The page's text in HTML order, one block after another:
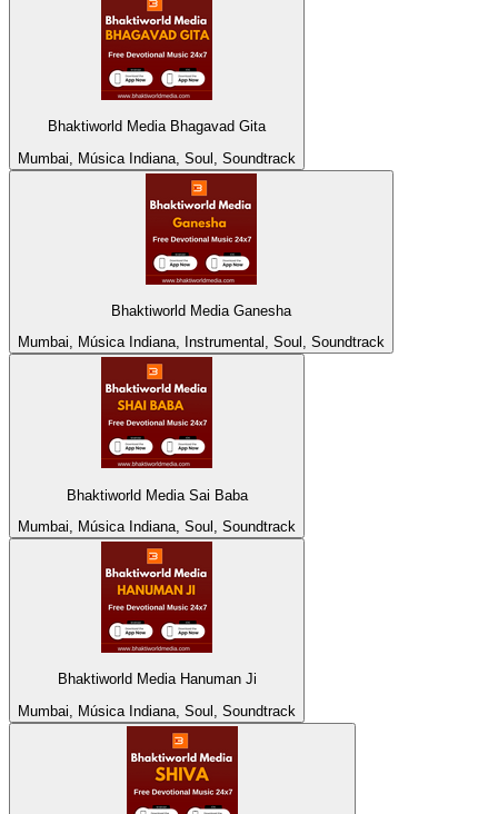
Bhaktiworld Media Bhagavad Gita
Mumbai, Música Indiana, Soul, Soundtrack
Bhaktiworld Media Ganesha
Mumbai, Música Indiana, Instrumental, Soul, Soundtrack
Bhaktiworld Media Sai Baba
Mumbai, Música Indiana, Soul, Soundtrack
Bhaktiworld Media Hanuman Ji
Mumbai, Música Indiana, Soul, Soundtrack